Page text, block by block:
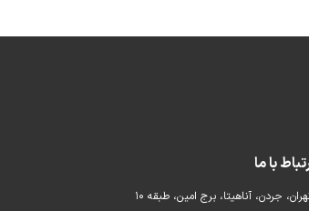
با ما
جردن، آناهیتا، برج امین، طبقه ۱۰